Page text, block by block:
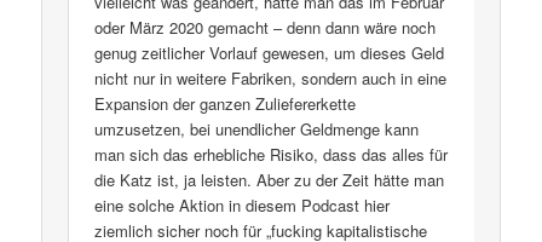
oder März 2020 gemacht – denn dann wäre noch
genug zeitlicher Vorlauf gewesen, um dieses Geld
nicht nur in weitere Fabriken, sondern auch in eine
Expansion der ganzen Zuliefererkette
umzusetzen, bei unendlicher Geldmenge kann
man sich das erhebliche Risiko, dass das alles für
die Katz ist, ja leisten. Aber zu der Zeit hätte man
eine solche Aktion in diesem Podcast hier
ziemlich sicher noch für „fucking kapitalistische